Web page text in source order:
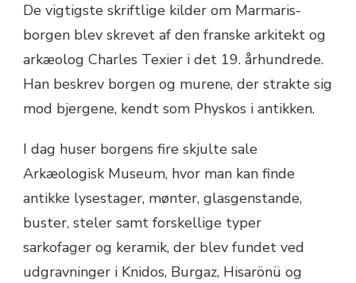
De vigtigste skriftlige kilder om Marmaris-
borgen blev skrevet af den franske arkitekt og
arkæolog Charles Texier i det 19. århundrede.
Han beskrev borgen og murene, der strakte sig
mod bjergene, kendt som Physkos i antikken.
I dag huser borgens fire skjulte sale
Arkæologisk Museum, hvor man kan finde
antikke lysestager, mønter, glasgenstande,
buster, steler samt forskellige typer
sarkofager og keramik, der blev fundet ved
udgravninger i Knidos, Burgaz, Hisarönü og